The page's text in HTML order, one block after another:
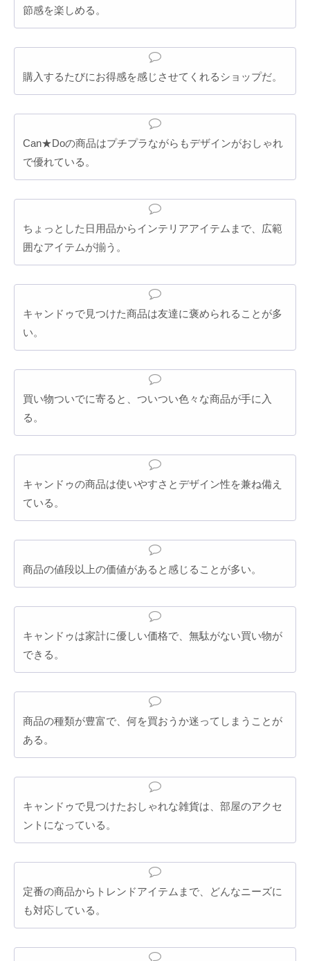
節感を楽しめる。
購入するたびにお得感を感じさせてくれるショップだ。
Can★Doの商品はプチプラながらもデザインがおしゃれ
で優れている。
ちょっとした日用品からインテリアアイテムまで、広範
囲なアイテムが揃う。
キャンドゥで見つけた商品は友達に褒められることが多
い。
買い物ついでに寄ると、ついつい色々な商品が手に入
る。
キャンドゥの商品は使いやすさとデザイン性を兼ね備え
ている。
商品の値段以上の価値があると感じることが多い。
キャンドゥは家計に優しい価格で、無駄がない買い物が
できる。
商品の種類が豊富で、何を買おうか迷ってしまうことが
ある。
キャンドゥで見つけたおしゃれな雑貨は、部屋のアクセ
ントになっている。
定番の商品からトレンドアイテムまで、どんなニーズに
も対応している。